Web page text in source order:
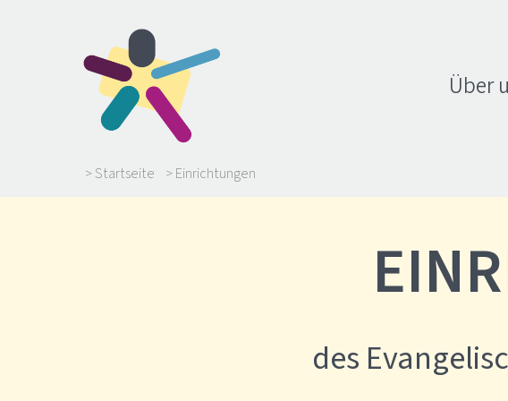
Über
> Startseite > Einrichtungen
des